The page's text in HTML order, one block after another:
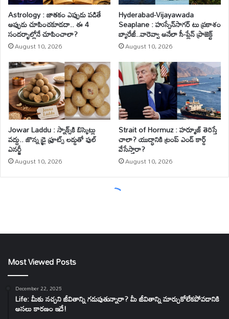
Most Viewed Posts
December 22, 2025
Life: మీకు నచ్చని జీవితాన్ని గడుపుతున్నారా? మీ జీవితాన్ని మార్చుకోలేకపోవడానికి
అసలు కారణం ఇదే!